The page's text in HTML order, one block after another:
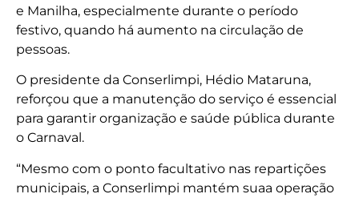
e Manilha, especialmente durante o período
festivo, quando há aumento na circulação de
pessoas.
O presidente da Conserlimpi, Hédio Mataruna,
reforçou que a manutenção do serviço é essencial
para garantir organização e saúde pública durante
o Carnaval.
“Mesmo com o ponto facultativo nas repartições
municipais, a Conserlimpi mantém suaa operação